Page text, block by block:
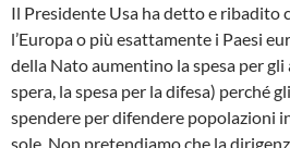
Il Presidente Usa ha detto e ribadito
l’Europa o più esattamente i Paesi
della Nato aumentino la spesa per gli
spera, la spesa per la difesa) perché
spendere per difendere popolazioni
sole. Non pretendiamo che la